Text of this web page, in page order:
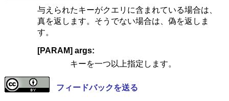
与えられたキーがクエリに含まれている場合は、
真を返します。そうでない場合は、偽を返しま
す。
[PARAM] args:
キーを一つ以上指定します。
フィードバックを送る